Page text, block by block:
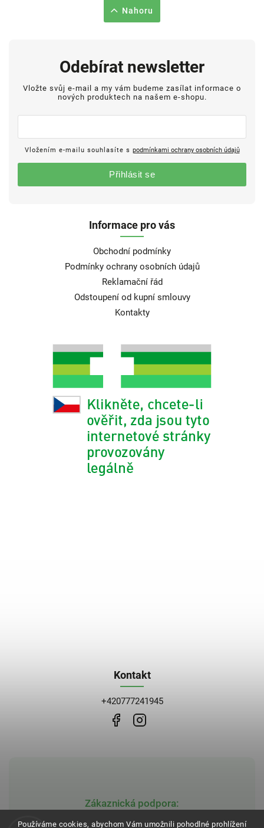
Používáme cookies, abychom Vám umožnili pohodlné prohlížení
Nahoru
Zákaznická podpora:
obchod@bblekarna.cz
Informace pro vás
Obchodní podmínky
Podmínky ochrany osobních údajů
Reklamační řád
Odstoupení od kupní smlouvy
Kontakty
Odebírat newsletter
Vložte svůj e-mail a my vám budeme zasílat informace o
nových produktech na našem e-shopu.
Vložením e-mailu souhlasíte s podmínkami ochrany osobních údajů
Přihlásit se
Kontakt
+420777241945